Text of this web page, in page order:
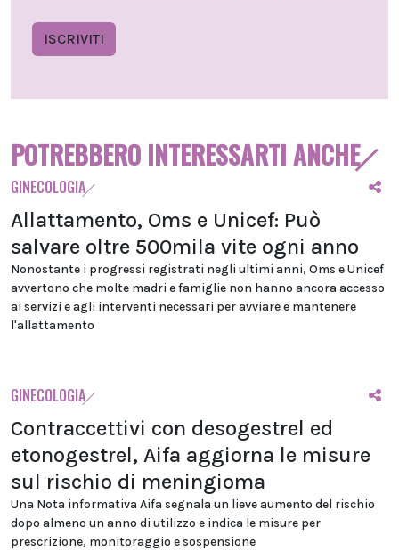
ISCRIVITI
POTREBBERO INTERESSARTI ANCHE
GINECOLOGIA
Allattamento, Oms e Unicef: Può
salvare oltre 500mila vite ogni anno
Nonostante i progressi registrati negli ultimi anni, Oms e Unicef
avvertono che molte madri e famiglie non hanno ancora accesso
ai servizi e agli interventi necessari per avviare e mantenere
l'allattamento
GINECOLOGIA
Contraccettivi con desogestrel ed
etonogestrel, Aifa aggiorna le misure
sul rischio di meningioma
Una Nota informativa Aifa segnala un lieve aumento del rischio
dopo almeno un anno di utilizzo e indica le misure per
prescrizione, monitoraggio e sospensione